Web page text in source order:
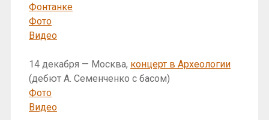
Фонтанке
Фото
Видео
14 декабря — Москва, концерт в Археологии
(дебют А. Семенченко с басом)
Фото
Видео